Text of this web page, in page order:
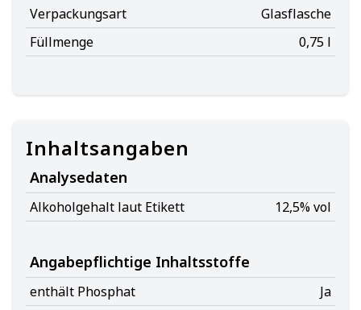
Verpackungsart
Glasflasche
Füllmenge
0,75 l
Inhaltsangaben
Analysedaten
Alkoholgehalt laut Etikett 12,5% vol
Angabepflichtige Inhaltsstoffe
enthält Phosphat
Ja